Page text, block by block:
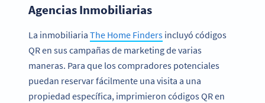
Agencias Inmobiliarias
La inmobiliaria The Home Finders incluyó códigos
QR en sus campañas de marketing de varias
maneras. Para que los compradores potenciales
puedan reservar fácilmente una visita a una
propiedad específica, imprimieron códigos QR en